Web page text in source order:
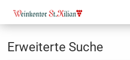
Erweiterte Suche